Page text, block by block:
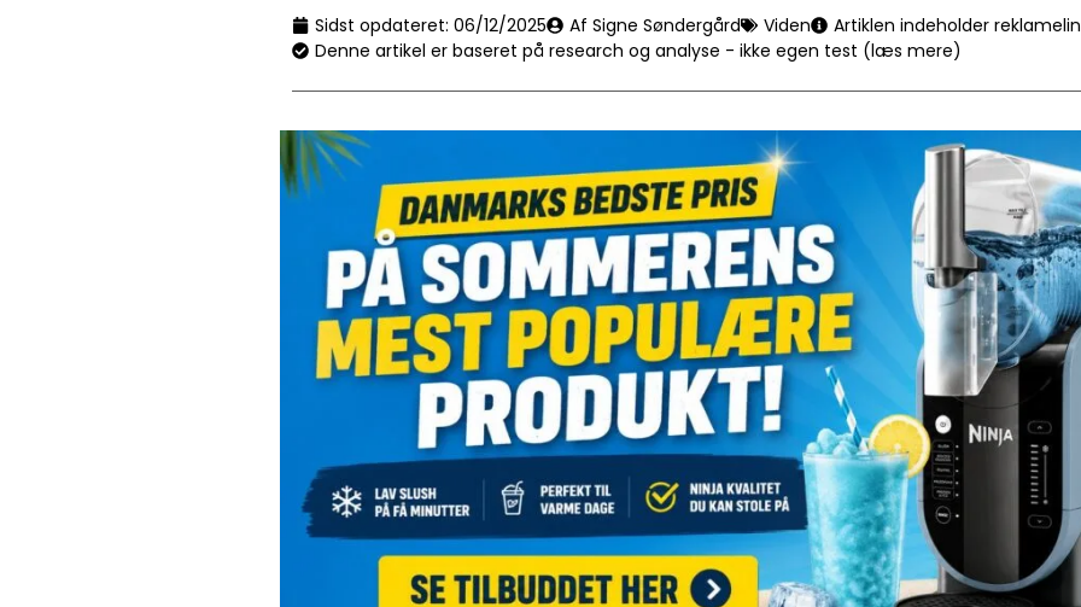
Sidst opdateret: 06/12/2025 Af Signe Søndergård Viden
Artiklen indeholder
Denne artikel er baseret på research og analyse - ikke egen test (læs mere)